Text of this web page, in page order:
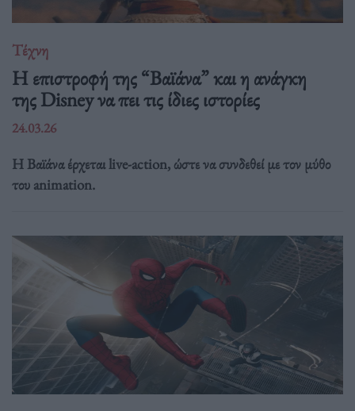
Τέχνη
Η επιστροφή της “Βαϊάνα” και η ανάγκη
της Disney να πει τις ίδιες ιστορίες
24.03.26
Η Βαϊάνα έρχεται live-action, ώστε να συνδεθεί με τον μύθο
του animation.